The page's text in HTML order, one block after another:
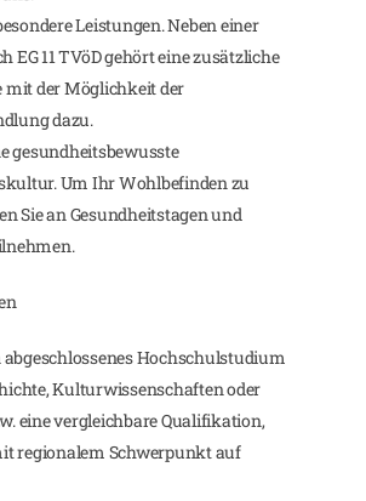
Leistungen. Neben einer
EG 11 TVöD gehört eine zusätzliche
mit der Möglichkeit der
dazu.
gesundheitsbewusste
Um Ihr Wohlbefinden zu
Sie an Gesundheitstagen und
abgeschlossenes Hochschulstudium
Kulturwissenschaften oder
eine vergleichbare Qualifikation,
regionalem Schwerpunkt auf